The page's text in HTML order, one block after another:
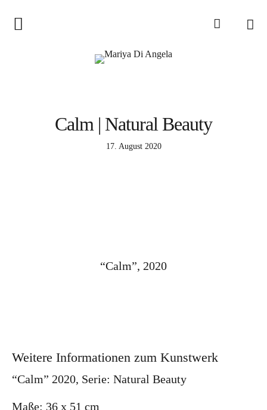
Zusammenarbeit
Über mich
Calm | Natural Beauty
17. August 2020
“Calm”, 2020
Weitere Informationen zum Kunstwerk
“Calm” 2020, Serie: Natural Beauty
Maße: 36 x 51 cm